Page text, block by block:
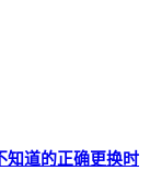
知道的正确更换时